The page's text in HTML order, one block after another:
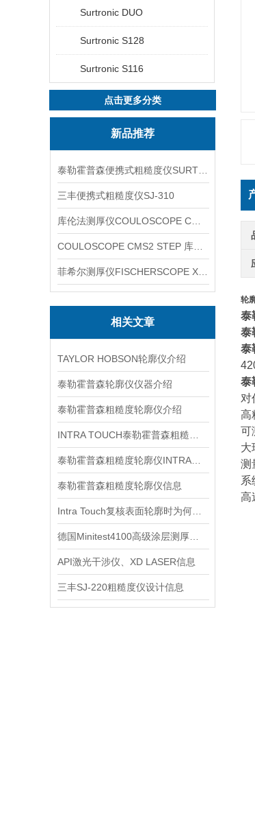
Surtronic DUO
Surtronic S128
Surtronic S116
点击更多分类
新品推荐
三丰便携式粗糙度仪SJ-310
相关文章
TAYLOR HOBSON轮廓仪介绍
泰勒霍普森轮廓仪仪器介绍
泰勒霍普森粗糙度轮廓仪介绍
泰勒霍普森粗糙度轮廓仪信息
API激光干涉仪、XD LASER信息
三丰SJ-220粗糙度仪设计信息
轮
泰
泰
泰
泰
对
高
可
大
测
系
高